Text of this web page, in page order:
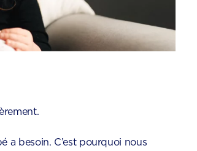
a besoin. C’est pourquoi nous